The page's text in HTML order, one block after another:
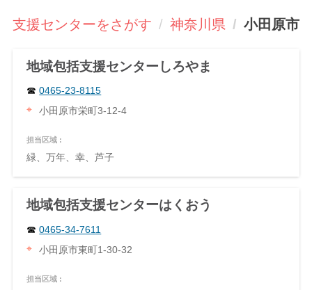
支援センターをさがす 神奈川県 小田原市
地域包括支援センターしろやま
0465-23-8115
小田原市栄町3-12-4
担当区域 :
緑、万年、幸、芦子
地域包括支援センターはくおう
0465-34-7611
小田原市東町1-30-32
担当区域 :